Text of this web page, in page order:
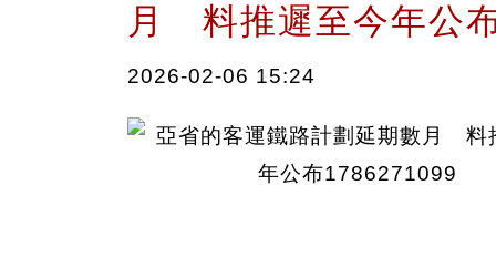
月 料推遲至今年公
2026-02-06 15:24